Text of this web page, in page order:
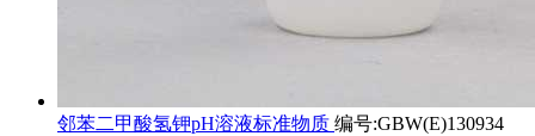
邻苯二甲酸氢钾pH溶液标准物质 编号:GBW(E)130934